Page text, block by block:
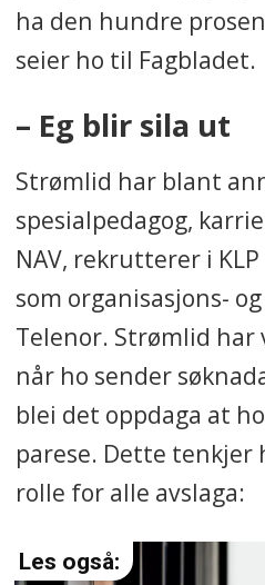
ha den hundre
seier ho til Fagbladet.
– Eg blir sila ut
Strømlid har blant
spesialpedagog,
NAV, rekrutterer i
som organisasjons-
Telenor. Strømlid har
når ho sender
blei det oppdaga at
parese. Dette tenkjer
rolle for alle avslaga: